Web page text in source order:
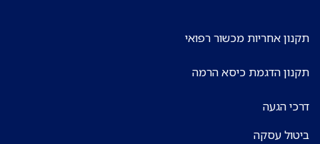
תקנון אחריות מכשור רפואי
תקנון הדגמת כיסא הרמה
דרכי הגעה
ביטול עסקה